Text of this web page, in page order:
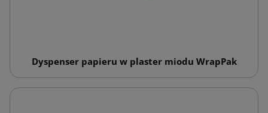
Dyspenser papieru w plaster miodu WrapPak